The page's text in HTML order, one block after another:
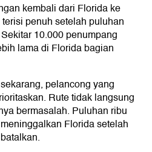
kembali dari Florida ke
penuh setelah puluhan
10.000 penumpang
lama di Florida bagian
pelancong yang
Rute tidak langsung
bermasalah. Puluhan ribu
Florida setelah